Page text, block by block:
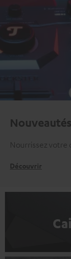
Nouveautés
Nourrissez votre
Découvrir